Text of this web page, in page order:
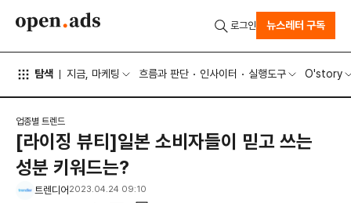
탐색 지금, 마케팅 흐름과 판단 인사이터 실행도구 O'story
로그인 뉴스레터 구독
업종별 트렌드
[라이징 뷰티]일본 소비자들이 믿고 쓰는
성분 키워드는?
트렌디어 2023.04.24 09:10